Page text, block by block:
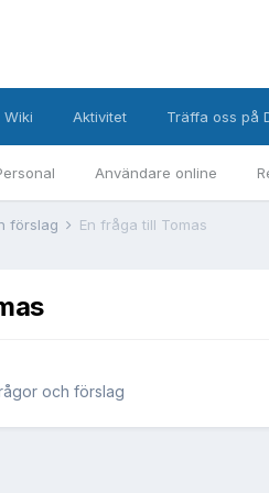
Användare online
Wiki Aktivitet Träffa oss på
förslag En fråga till Tomas
och förslag